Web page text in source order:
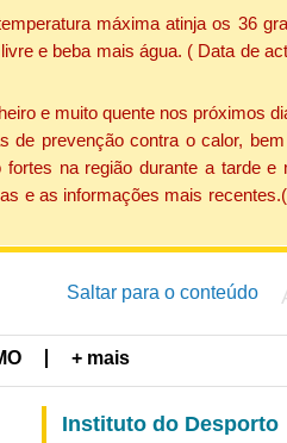
máxima atinja os 36
e beba mais água. ( Data de
e muito quente nos próximos
de prevenção contra o calor,
na região durante a tarde e
e as informações mais
Saltar para o conteúdo
+ mais
Instituto do Desporto